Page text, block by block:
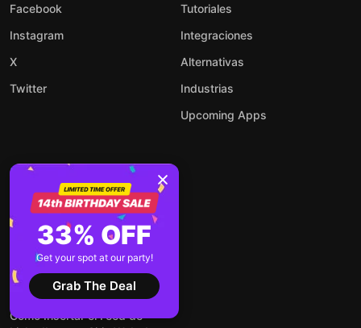
Facebook
Instagram
X
Twitter
Tutoriales
Integraciones
Alternativas
Industrias
Upcoming Apps
Cómo agregar un chatbot de IA
a tu sitio web
Cómo incrustar reseñas de
Google en tu sitio web de forma
gratuita
Cómo Insertar el Feed de
33% OFF
Get your spot at our party!
Grab The Deal